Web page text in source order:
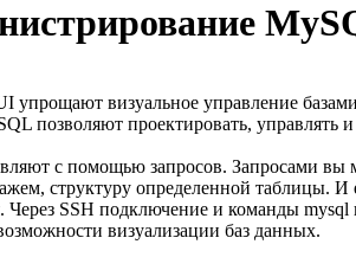
визуальное управление
позволяют проектировать,
с помощью запросов. Запросами вы
структуру определенной таблицы.
Через SSH подключение и команды
визуализации баз данных.